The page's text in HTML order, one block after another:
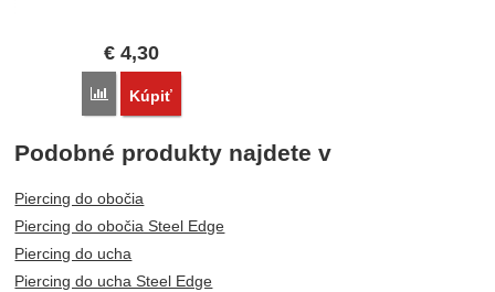
€ 4,30
Porovnať
Kúpiť
Podobné produkty najdete v
Piercing do obočia
Piercing do obočia Steel Edge
Piercing do ucha
Piercing do ucha Steel Edge